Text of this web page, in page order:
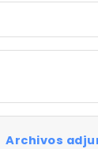
Archivos